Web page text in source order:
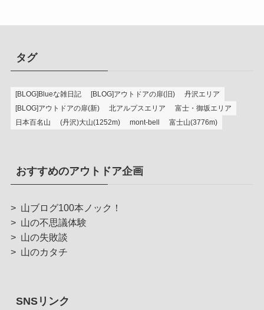
タグ
[BLOG]Blueな雑日記 [BLOG]アウトドアの扉(旧)
丹沢エリア
[BLOG]アウトドアの扉(新)
北アルプスエリア
富士・御坂エリア
日本百名山
(丹沢)大山(1252m) mont-bell 富士山(3776m)
おすすめのアウトドア企画
> 山ブログ100本ノック！
> 山の不思議体験
> 山の失敗談
> 山のカタチ
SNSリンク